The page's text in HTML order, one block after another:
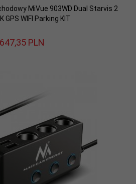
MiVue 903WD Dual Starvis 2
GPS WIFI Parking KIT
647,35 PLN